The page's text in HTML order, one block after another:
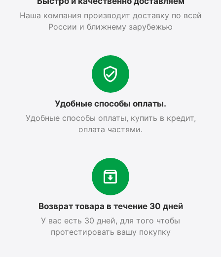
Наша компания производит доставку по всей
России и ближнему зарубежью
Удобные способы оплаты.
Удобные способы оплаты, купить в кредит,
оплата частями.
Возврат товара в течение 30 дней
У вас есть 30 дней, для того чтобы
протестировать вашу покупку